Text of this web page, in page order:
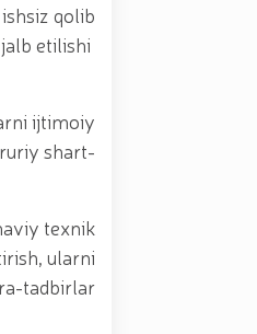
qolib
etilishi
ijtimoiy
shart-
texnik
ularni
tadbirlar